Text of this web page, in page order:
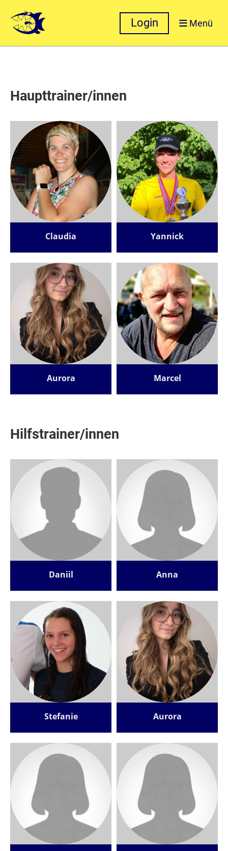
Login Menü
Haupttrainer/innen
Claudia Yannick
Aurora Marcel
Hilfstrainer/innen
Daniil Anna
Stefanie Aurora